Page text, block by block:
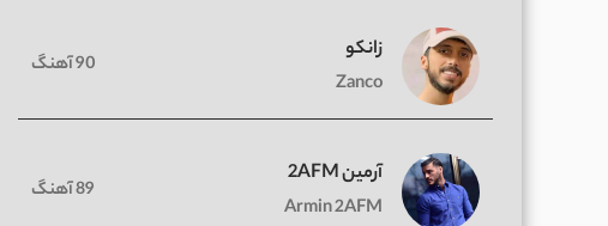
زانکو
Zanco
90 آهنگ
آرمین 2AFM
Armin 2AFM
89 آهنگ